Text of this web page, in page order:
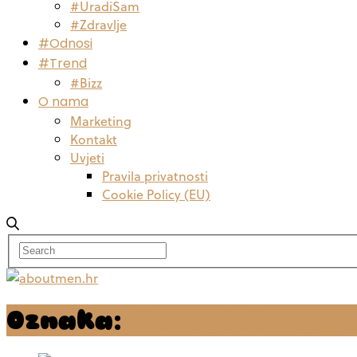
#UradiSam
#Zdravlje
#Odnosi
#Trend
#Bizz
O nama
Marketing
Kontakt
Uvjeti
Pravila privatnosti
Cookie Policy (EU)
Oznaka: